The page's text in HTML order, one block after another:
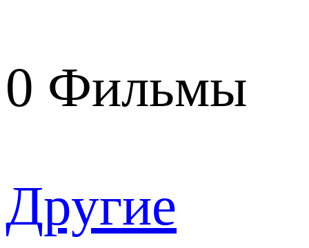
0 Фильмы
Другие